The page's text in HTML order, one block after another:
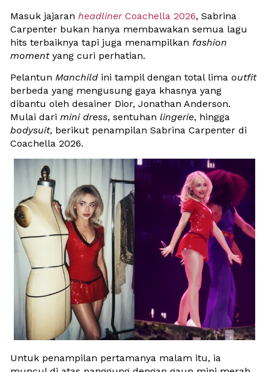
Masuk jajaran headliner Coachella 2026, Sabrina
Carpenter bukan hanya membawakan semua lagu
hits terbaiknya tapi juga menampilkan fashion
moment yang curi perhatian.
Pelantun Manchild ini tampil dengan total lima outfit
berbeda yang mengusung gaya khasnya yang
dibantu oleh desainer Dior, Jonathan Anderson.
Mulai dari mini dress, sentuhan lingerie
bodysuit, berikut penampilan Sabrina Carpenter di
Coachella 2026.
Untuk penampilan pertamanya malam itu, ia